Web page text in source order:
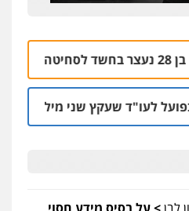
שעקץ שני מיליון שקל על